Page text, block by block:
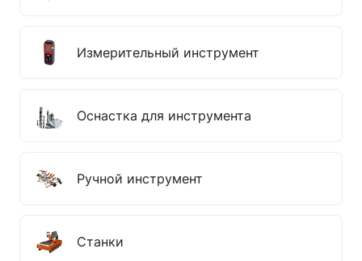
Измерительный инструмент
Оснастка для инструмента
Ручной инструмент
Станки